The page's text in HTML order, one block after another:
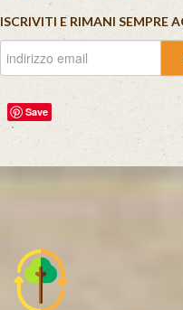
ISCRIVITI E RIMANI SEMPRE
Save